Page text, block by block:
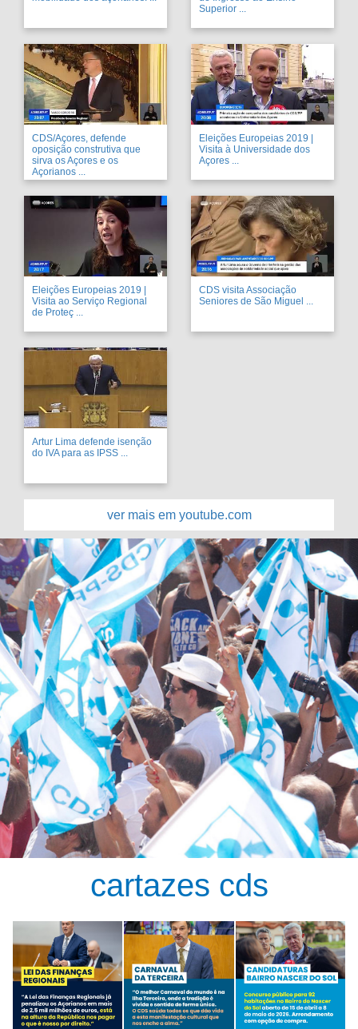
Superior ...
CDS/Açores, defende
oposição construtiva que
sirva os Açores e os
Açorianos ...
Eleições Europeias 2019 |
Visita à Universidade dos
Açores ...
Eleições Europeias 2019 |
Visita ao Serviço Regional
de Proteç ...
CDS visita Associação
Seniores de São Miguel ...
Artur Lima defende isenção
do IVA para as IPSS ...
ver mais em youtube.com
cartazes cds